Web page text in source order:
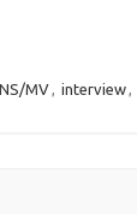
MV, interview,